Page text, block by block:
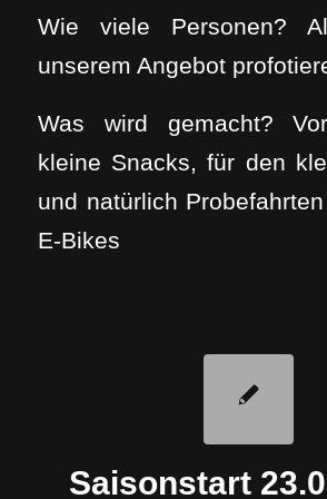
Wie viele Personen?
unserem Angebot
Was wird gemacht?
kleine Snacks, für den
und natürlich
E-Bikes
Saisonstart